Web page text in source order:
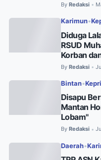
By Redaksi •
Karimun•
Diduga
RSUD
Korban
By Redaksi •
Bintan•Kepri
Disapu
Mantan
Lobam"
By Redaksi •
Daerah•